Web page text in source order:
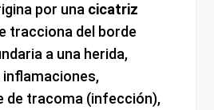
por una cicatriz
tracciona del borde
a una herida,
inflamaciones,
de tracoma (infección),